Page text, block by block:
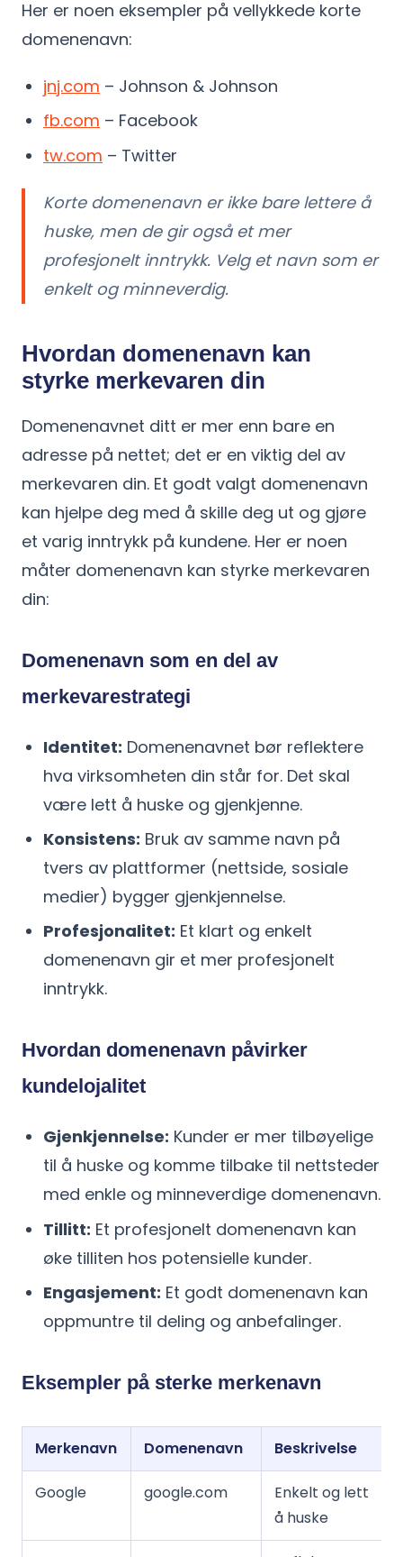
Her er noen eksempler på vellykkede korte
domenenavn:
jnj.com – Johnson & Johnson
fb.com – Facebook
tw.com – Twitter
Korte domenenavn er ikke bare lettere å
huske, men de gir også et mer
profesjonelt inntrykk. Velg et navn som er
enkelt og minneverdig.
Hvordan domenenavn kan
styrke merkevaren din
Domenenavnet ditt er mer enn bare en
adresse på nettet; det er en viktig del av
merkevaren din. Et godt valgt domenenavn
kan hjelpe deg med å skille deg ut og gjøre
et varig inntrykk på kundene. Her er noen
måter domenenavn kan styrke merkevaren
din:
Domenenavn som en del av
merkevarestrategi
Identitet: Domenenavnet bør reflektere
hva virksomheten din står for. Det skal
være lett å huske og gjenkjenne.
Konsistens: Bruk av samme navn på
tvers av plattformer (nettside, sosiale
medier) bygger gjenkjennelse.
Profesjonalitet: Et klart og enkelt
domenenavn gir et mer profesjonelt
inntrykk.
Hvordan domenenavn påvirker
kundelojalitet
Gjenkjennelse: Kunder er mer tilbøyelige
til å huske og komme tilbake til nettsteder
med enkle og minneverdige domenenavn.
Tillitt: Et profesjonelt domenenavn kan
øke tilliten hos potensielle kunder.
Engasjement: Et godt domenenavn kan
oppmuntre til deling og anbefalinger.
Eksempler på sterke merkenavn
Merkenavn Domenenavn Beskrivelse
Google google.com
Enkelt og lett
å huske